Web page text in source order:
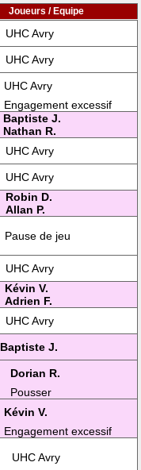
Joueurs / Equipe
UHC Avry
UHC Avry
UHC Avry
Engagement excessif
Baptiste J.
Nathan R.
UHC Avry
UHC Avry
Robin D.
Allan P.
Pause de jeu
UHC Avry
Kévin V.
Adrien F.
UHC Avry
Baptiste J.
Dorian R.
Pousser
Kévin V.
Engagement excessif
UHC Avry